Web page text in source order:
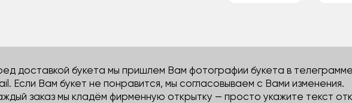
доставкой букета мы пришлем Вам фотографии букета в
Если Вам букет не понравится, мы согласовываем с Вами изменения.
заказ мы кладём фирменную открытку — просто укажите текст